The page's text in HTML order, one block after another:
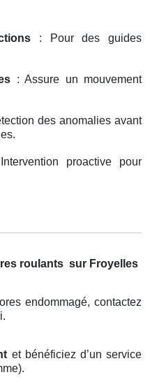
: Pour des guides
: Assure un mouvement
des anomalies avant
proactive pour
roulants sur Froyelles
endommagé, contactez
et bénéficiez d’un service